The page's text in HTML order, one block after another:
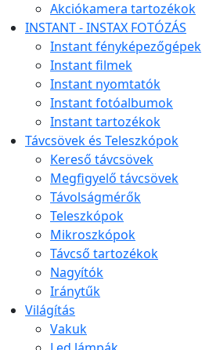
Akciókamera tartozékok
INSTANT - INSTAX FOTÓZÁS
Instant fényképezőgépek
Instant filmek
Instant nyomtatók
Instant fotóalbumok
Instant tartozékok
Távcsövek és Teleszkópok
Kereső távcsövek
Megfigyelő távcsövek
Távolságmérők
Teleszkópok
Mikroszkópok
Távcső tartozékok
Nagyítók
Iránytűk
Világítás
Vakuk